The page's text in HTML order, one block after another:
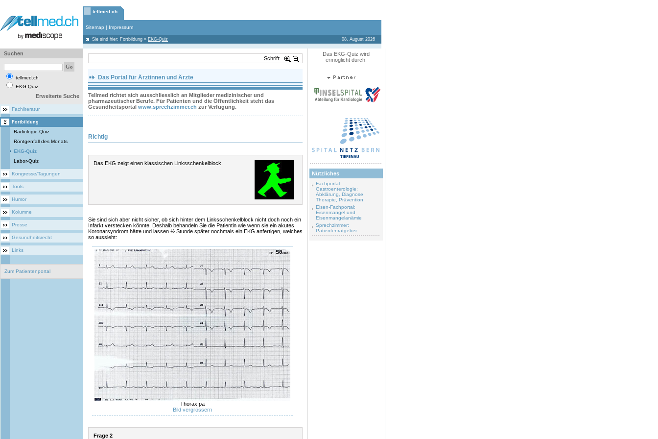
tellmed.ch
Sitemap | Impressum
Sie sind hier: Fortbildung » EKG-Quiz 08. August 2026
Suchen
tellmed.ch
EKG-Quiz
Erweiterte Suche
Fachliteratur
Fortbildung
Radiologie-Quiz
Röntgenfall des Monats
EKG-Quiz
Labor-Quiz
Kongresse/Tagungen
Tools
Humor
Kolumne
Presse
Gesundheitsrecht
Links
Zum Patientenportal
Schrift:
Das Portal für Ärztinnen und Ärzte
Tellmed richtet sich ausschliesslich an Mitglieder medizinischer und
pharmazeutischer Berufe. Für Patienten und die Öffentlichkeit steht das
Gesundheitsportal www.sprechzimmer.ch zur Verfügung.
Richtig
Das EKG zeigt einen klassischen Linksschenkelblock.
Sie sind sich aber nicht sicher, ob sich hinter dem Linksschenkelblock nicht doch noch ein
Infarkt verstecken könnte. Deshalb behandeln Sie die Patientin wie wenn sie ein akutes
Koronarsyndrom hätte und lassen ½ Stunde später nochmals ein EKG anfertigen, welches
so aussieht:
Thorax pa
Bild vergrössern
Frage 2
Das EKG-Quiz wird
ermöglicht durch:
Nützliches
Fachportal
Gastroenterologie:
Abklärung, Diagnose
Therapie, Prävention
Eisen-Fachportal:
Eisenmangel und
Eisenmangelanämie
Sprechzimmer:
Patientenratgeber